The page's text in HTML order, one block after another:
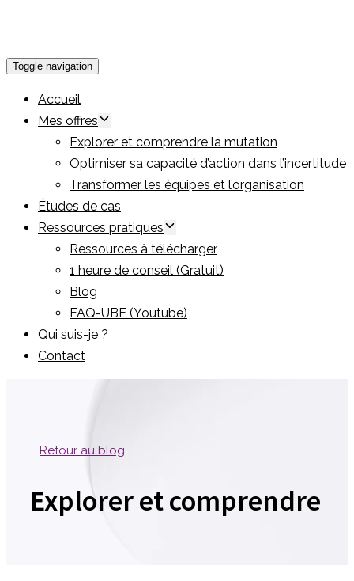
Toggle navigation
Accueil
Mes offres
Explorer et comprendre la mutation
Optimiser sa capacité d’action dans l’incertitude
Transformer les équipes et l’organisation
Études de cas
Ressources pratiques
Ressources à télécharger
1 heure de conseil (Gratuit)
Blog
FAQ-UBE (Youtube)
Qui suis-je ?
Contact
Retour au blog
Explorer et comprendre